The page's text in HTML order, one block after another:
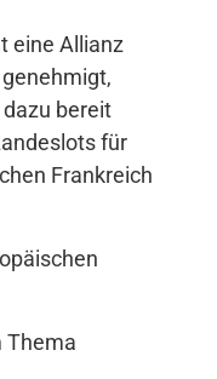
eine Allianz
bereit
für
Frankreich
Thema